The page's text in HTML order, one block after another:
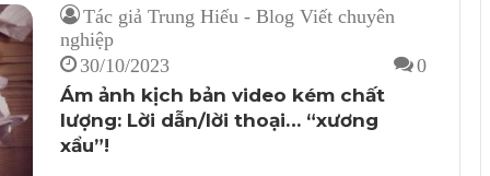
Tác giả Trung Hiếu - Blog Viết chuyên
nghiệp
30/10/2023
0
Ám ảnh kịch bản video kém chất
lượng: Lời dẫn/lời thoại… “xương
xẩu”!